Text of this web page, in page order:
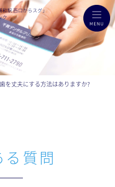
和駅 西口からスグ」
ク
歯を丈夫にする方法はありますか?
る質問